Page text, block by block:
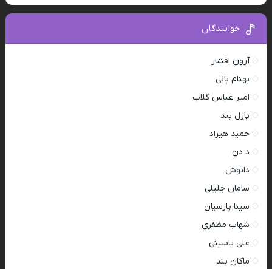
خوانندگان
آرون افشار
بهنام بانی
امیر عباس گلاب
پازل بند
حمید هیراد
د دن
دانوش
سامان جلیلی
سینا پارسیان
شهاب مظفری
علی یاسینی
ماکان بند